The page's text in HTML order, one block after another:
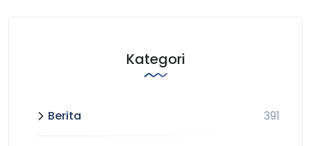
Kategori
Berita 391